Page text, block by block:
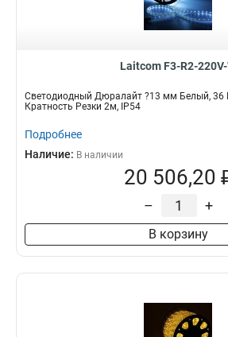
Laitcom F3-R2-220V-
Светодиодный Дюралайт ?13 мм Белый, 36
Кратность Резки 2м, IP54
Подробнее
Наличие: В наличии
20 506,20
– +
В корзину